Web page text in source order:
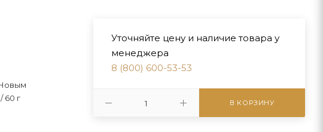
60 г
Уточняйте цену и наличие товара у
менеджера
8 (800) 600-53-53
В КОРЗИНУ